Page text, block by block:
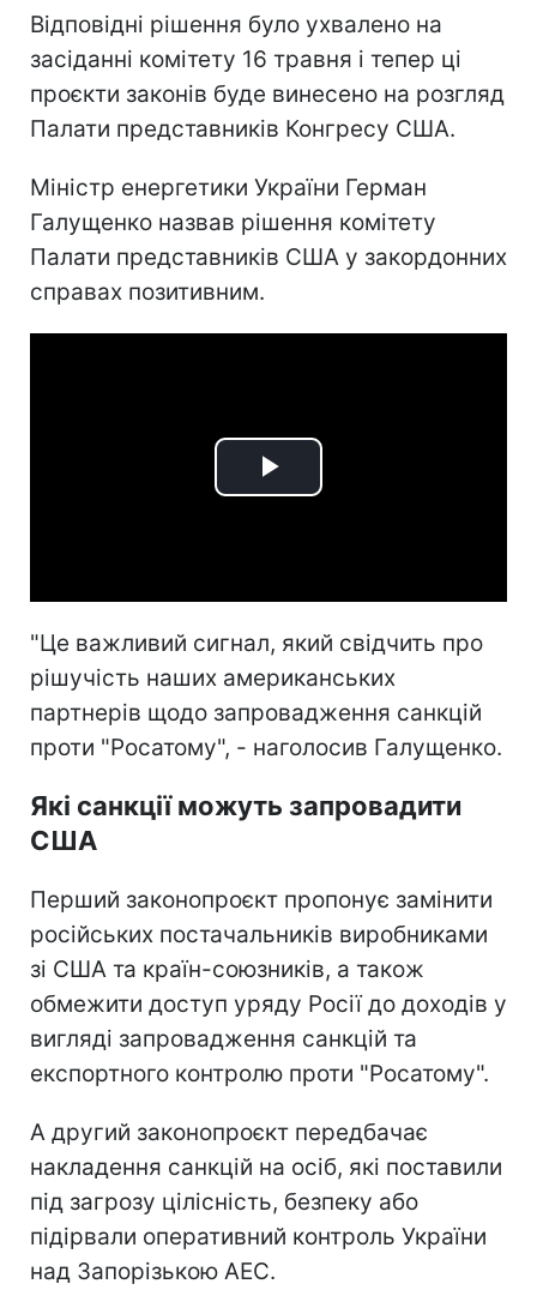
Відповідні рішення було ухвалено на
засіданні комітету 16 травня і тепер ці
проєкти законів буде винесено на розгляд
Палати представників Конгресу США.
Міністр енергетики України Герман
Галущенко назвав рішення комітету
Палати представників США у закордонних
справах позитивним.
Play
"Це важливий сигнал, який свідчить про
рішучість наших американських
партнерів щодо запровадження санкцій
проти "Росатому", - наголосив Галущенко.
Які санкції можуть запровадити
США
Перший законопроєкт пропонує замінити
російських постачальників виробниками
зі США та країн-союзників, а також
обмежити доступ уряду Росії до доходів у
вигляді запровадження санкцій та
експортного контролю проти "Росатому".
А другий законопроєкт передбачає
накладення санкцій на осіб, які поставили
під загрозу цілісність, безпеку або
підірвали оперативний контроль України
над Запорізькою АЕС.